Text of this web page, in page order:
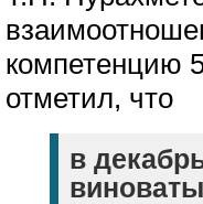
компетенцию
отметил, что
в